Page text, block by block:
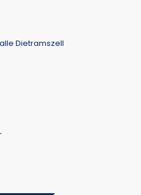
Dietramszell